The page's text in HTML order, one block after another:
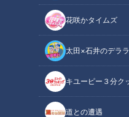
花咲かタイムズ
太田×石井のデラ
キユーピー３分ク
道との遭遇
ドキュメンタリー
長編ドキュメンタリ